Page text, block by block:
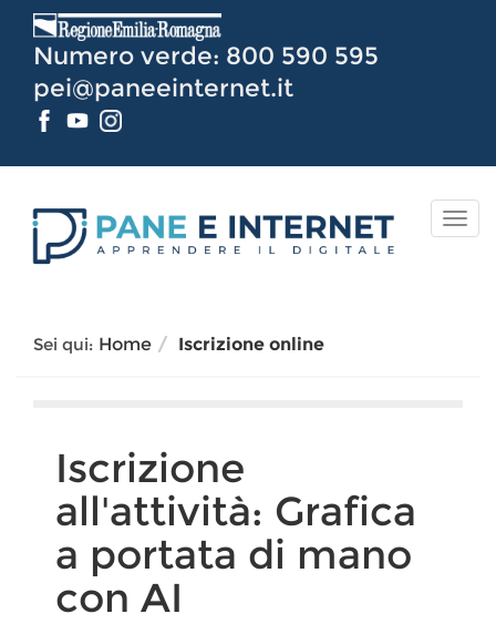
Contenuto
Numero verde: 800 590 595
pei@paneeinternet.it
Sei qui: Home Iscrizione online
Iscrizione
all'attività: Grafica
a portata di mano​
con AI